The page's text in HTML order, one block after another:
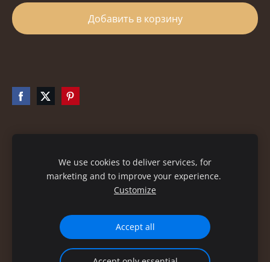
Добавить в корзину
We use cookies to deliver services, for
marketing and to improve your experience.
Customize
Accept all